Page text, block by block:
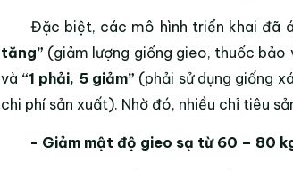
Đặc biệt, các mô hình triển khai đã
tăng” (giảm lượng giống gieo, thuốc
và “1 phải, 5 giảm” (phải sử dụng giống
chi phí sản xuất). Nhờ đó, nhiều chỉ tiêu
- Giảm mật độ gieo sạ từ 60 – 80